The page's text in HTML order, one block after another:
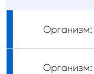
Организм:
Организм: